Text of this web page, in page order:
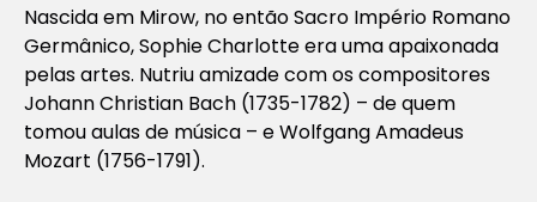
Nascida em Mirow, no então Sacro Império Romano
Germânico, Sophie Charlotte era uma apaixonada
pelas artes. Nutriu amizade com os compositores
Johann Christian Bach (1735-1782) – de quem
tomou aulas de música – e Wolfgang Amadeus
Mozart (1756-1791).